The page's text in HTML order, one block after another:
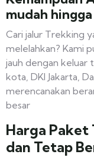
mudah
Cari jalur Trekking
melelahkan? Kami
jauh dengan keluar
kota, DKI Jakarta,
merencanakan
besar
Harga
dan Tetap